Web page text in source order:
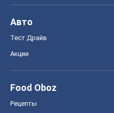
Авто
Тест Драйв
Акции
Food Oboz
Рецепты